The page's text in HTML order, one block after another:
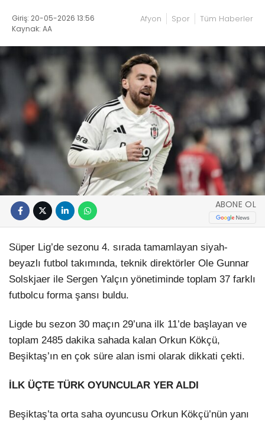
Giriş: 20-05-2026 13:56
Kaynak: AA
Afyon Spor Tüm Haberler
ABONE OL
Süper Lig’de sezonu 4. sırada tamamlayan siyah-
beyazlı futbol takımında, teknik direktörler Ole Gunnar
Solskjaer ile Sergen Yalçın yönetiminde toplam 37 farklı
futbolcu forma şansı buldu.
Ligde bu sezon 30 maçın 29’una ilk 11’de başlayan ve
toplam 2485 dakika sahada kalan Orkun Kökçü,
Beşiktaş’ın en çok süre alan ismi olarak dikkati çekti.
İLK ÜÇTE TÜRK OYUNCULAR YER ALDI
Beşiktaş’ta orta saha oyuncusu Orkun Kökçü’nün yanı